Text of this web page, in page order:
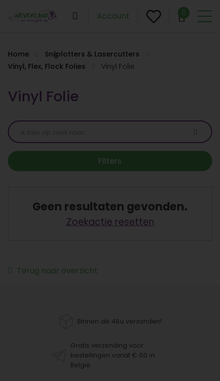
Account 0
Home
Snijplotters & Lasercutters
Vinyl, Flex, Flock Folies
Vinyl Folie
Vinyl Folie
Filters
Geen resultaten gevonden.
Zoekactie resetten
Terug naar overzicht
Binnen de 48u verzonden!
Gratis verzending voor
bestellingen vanaf € 60 in
België